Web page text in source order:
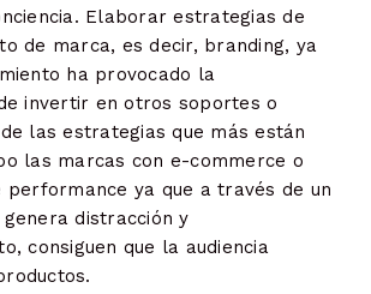
Elaborar estrategias de
de marca, es decir, branding, ya
ha provocado la
invertir en otros soportes o
las estrategias que más están
las marcas con e-commerce o
performance ya que a través de un
distracción y
consiguen que la audiencia